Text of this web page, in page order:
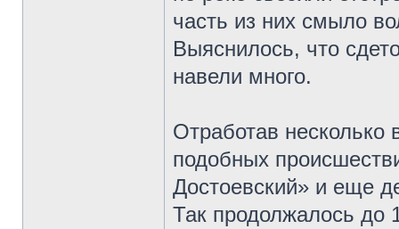
часть из них смыло
Выяснилось, что
навели много.
Отработав несколько
подобных
Достоевский» и еще
Так продолжалось до